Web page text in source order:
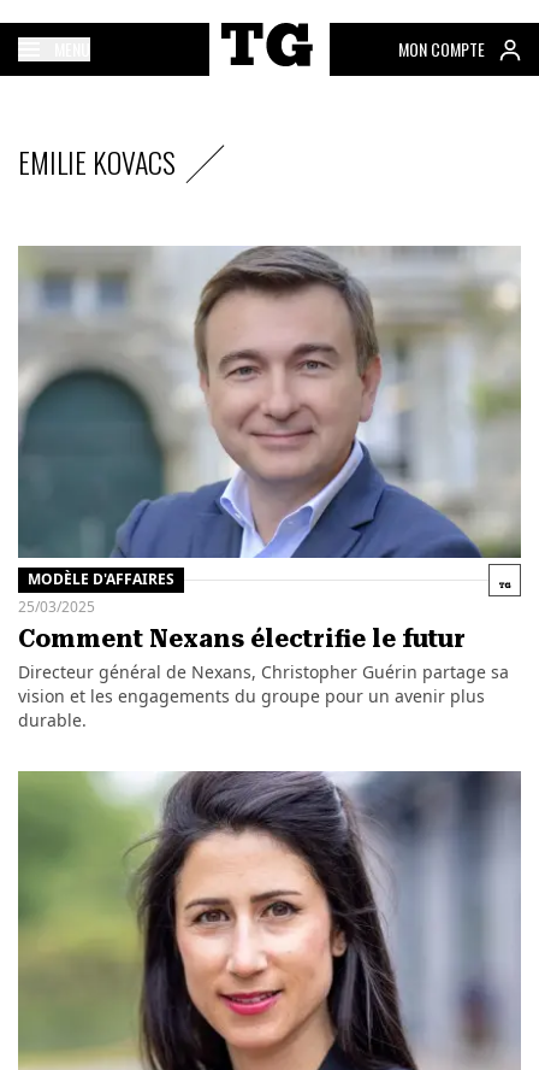
MON COMPTE
EMILIE KOVACS
MODÈLE D'AFFAIRES
25/03/2025
Comment Nexans électrifie le futur
Directeur général de Nexans, Christopher Guérin partage sa
vision et les engagements du groupe pour un avenir plus
durable.